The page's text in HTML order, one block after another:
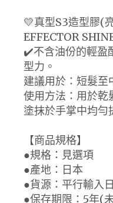
💛真型S3造型膠(
EFFECTOR
✔️不含油份的輕盈
型力。
建議用於：短髮至
使用方法：用於乾
塗抹於手掌中均勻
【商品規格】
●規格：見選項
●產地：日本
●貨源：平行輸入
●保存期限：5年(